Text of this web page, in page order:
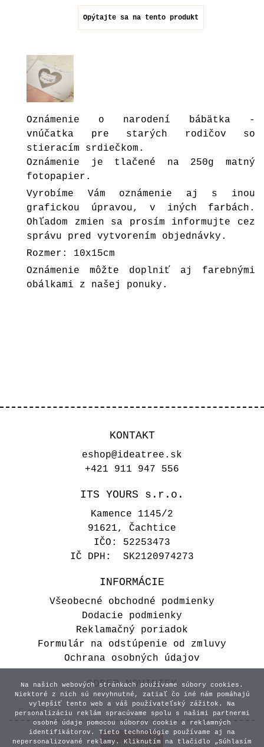
Opýtajte sa na tento produkt
Oznámenie o narodení bábätka -
vnúčatka pre starých rodičov so
stieracím srdiečkom.
Oznámenie je tlačené na 250g matný
fotopapier.
Vyrobíme Vám oznámenie aj s inou
grafickou úpravou, v iných farbách.
Ohľadom zmien sa prosím informujte cez
správu pred vytvorením objednávky.
Rozmer: 10x15cm
Oznámenie môžte doplniť aj farebnými
obálkami z našej ponuky.
KONTAKT
eshop@ideatree.sk
+421 911 947 556
ITS YOURS s.r.o.
Kamence 1145/2
91621, Čachtice
IČO: 52253473
IČ DPH: SK2120974273
INFORMÁCIE
Všeobecné obchodné podmienky
Dodacie podmienky
Reklamačný poriadok
Formulár na odstúpenie od zmluvy
Ochrana osobných údajov
ODBER NOVINIEK
Na našich webových stránkach používame súbory cookies.
Niektoré z nich sú nevyhnutné, zatiaľ čo iné nám pomáhajú
vylepšiť tento web a váš používateľský zážitok. Na
personalizáciu reklám spracúvame spolu s našimi partnermi
osobné údaje pomocou súborov cookie a reklamných
identifikátorov. Tieto technológie používame aj na
nepersonalizované reklamy. Kliknutím na tlačidlo „Súhlasím